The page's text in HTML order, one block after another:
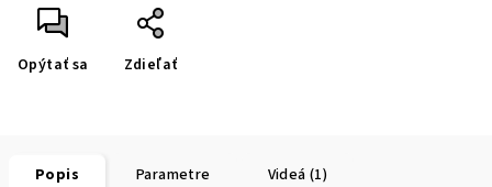
Opýtať sa Zdieľať
Popis Parametre Videá (1)